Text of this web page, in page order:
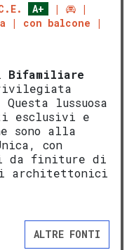
A+
con balcone
Bifamiliare
lussuosa
esclusivi e
sono alla
con
da finiture di
architettonici
ALTRE FONTI